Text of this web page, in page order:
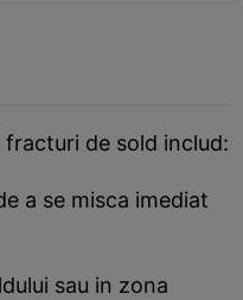
fracturi de sold includ:
a se misca imediat
sau in zona